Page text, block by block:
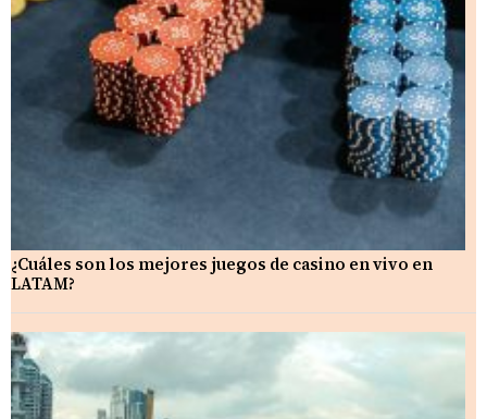
¿Cuáles son los mejores juegos de casino en vivo en
LATAM?